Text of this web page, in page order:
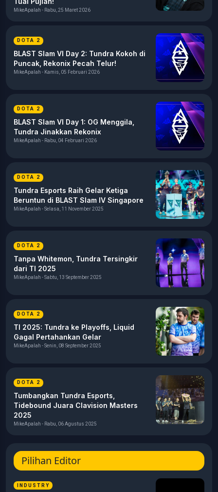
MikeApalah - Rabu, 25 Maret 2026
DOTA 2
BLAST Slam VI Day 2: Tundra Kokoh di
Puncak, Rekonix Pecah Telur!
MikeApalah - Kamis, 05 Februari 2026
DOTA 2
BLAST Slam VI Day 1: OG Menggila,
Tundra Jinakkan Rekonix
MikeApalah - Rabu, 04 Februari 2026
DOTA 2
Tundra Esports Raih Gelar Ketiga
Beruntun di BLAST Slam IV Singapore
MikeApalah - Selasa, 11 November 2025
DOTA 2
Tanpa Whitemon, Tundra Tersingkir
dari TI 2025
MikeApalah - Sabtu, 13 September 2025
DOTA 2
TI 2025: Tundra ke Playoffs, Liquid
Gagal Pertahankan Gelar
MikeApalah - Senin, 08 September 2025
DOTA 2
Tumbangkan Tundra Esports,
Tidebound Juara Clavision Masters
2025
MikeApalah - Rabu, 06 Agustus 2025
Pilihan Editor
INDUSTRY